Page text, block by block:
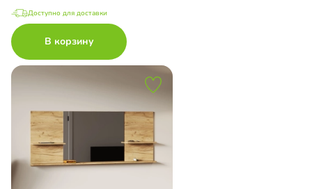
Доступно для доставки
В корзину